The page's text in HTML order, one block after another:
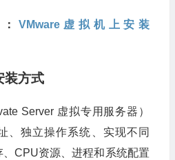
VMware虚拟机上安装
装方式
Server 虚拟专用服务器）
、独立操作系统、实现不同
CPU资源、进程和系统配置